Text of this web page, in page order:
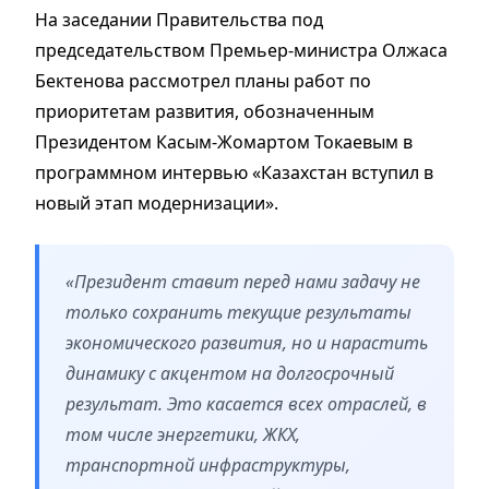
​На заседании Правительства под
председательством Премьер-министра Олжаса
Бектенова рассмотрел планы работ по
приоритетам развития, обозначенным
Президентом Касым-Жомартом Токаевым в
программном интервью «Казахстан вступил в
новый этап модернизации».
«Президент ставит перед нами задачу не
только сохранить текущие результаты
экономического развития, но и нарастить
динамику с акцентом на долгосрочный
результат. Это касается всех отраслей, в
том числе энергетики, ЖКХ,
транспортной инфраструктуры,